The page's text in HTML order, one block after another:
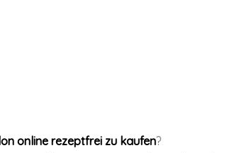
online rezeptfrei zu kaufen?